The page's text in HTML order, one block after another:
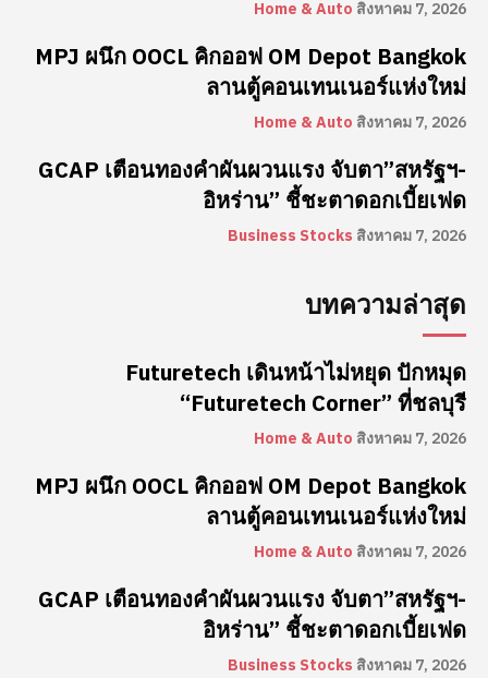
Home & Auto สิงหาคม 7, 2026
MPJ ผนึก OOCL คิกออฟ OM Depot Bangkok
ลานตู้คอนเทนเนอร์แห่งใหม่
Home & Auto สิงหาคม 7, 2026
GCAP เตือนทองคำผันผวนแรง จับตา”สหรัฐฯ-
อิหร่าน” ชี้ชะตาดอกเบี้ยเฟด
Business Stocks สิงหาคม 7, 2026
บทความล่าสุด
Futuretech เดินหน้าไม่หยุด ปักหมุด
“Futuretech Corner” ที่ชลบุรี
Home & Auto สิงหาคม 7, 2026
MPJ ผนึก OOCL คิกออฟ OM Depot Bangkok
ลานตู้คอนเทนเนอร์แห่งใหม่
Home & Auto สิงหาคม 7, 2026
GCAP เตือนทองคำผันผวนแรง จับตา”สหรัฐฯ-
อิหร่าน” ชี้ชะตาดอกเบี้ยเฟด
Business Stocks สิงหาคม 7, 2026